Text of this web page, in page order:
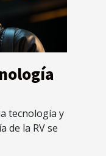
tecnología y
de la RV se